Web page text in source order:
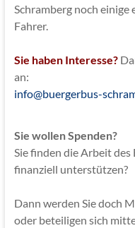
Schramberg noch
Fahrer.
Sie haben Interesse?
an:
info@buergerbus-
Sie wollen Spenden?
Sie finden die Arbeit des
finanziell unterstützen?
Dann werden Sie doch
oder beteiligen sich